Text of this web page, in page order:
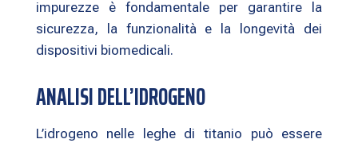
impurezze è fondamentale per garantire la
sicurezza, la funzionalità e la longevità dei
dispositivi biomedicali.
ANALISI DELL’IDROGENO
L’idrogeno nelle leghe di titanio può essere